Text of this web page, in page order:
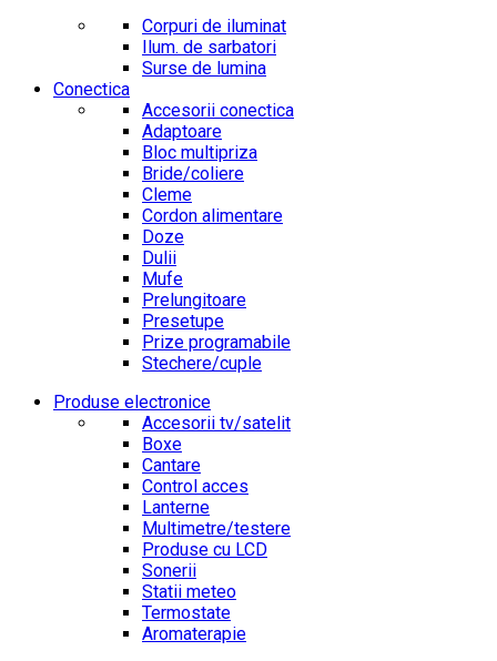
Corpuri de iluminat
Ilum. de sarbatori
Surse de lumina
Conectica
Accesorii conectica
Adaptoare
Bloc multipriza
Bride/coliere
Cleme
Cordon alimentare
Doze
Dulii
Mufe
Prelungitoare
Presetupe
Prize programabile
Stechere/cuple
Produse electronice
Accesorii tv/satelit
Boxe
Cantare
Control acces
Lanterne
Multimetre/testere
Produse cu LCD
Sonerii
Statii meteo
Termostate
Aromaterapie